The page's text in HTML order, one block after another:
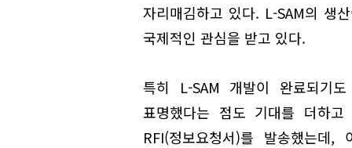
자리매김하고 있다. L-SAM의 생
국제적인 관심을 받고 있다.
특히 L-SAM 개발이 완료되기
표명했다는 점도 기대를 더하
RFI(정보요청서)를 발송했는